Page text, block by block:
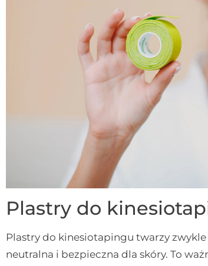
Plastry do
Plastry do kinesiotapingu twarzy
neutralna i bezpieczna dla skóry. To